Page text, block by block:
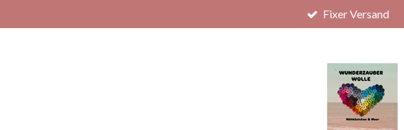
Hauptinhalt
Fixer Versand